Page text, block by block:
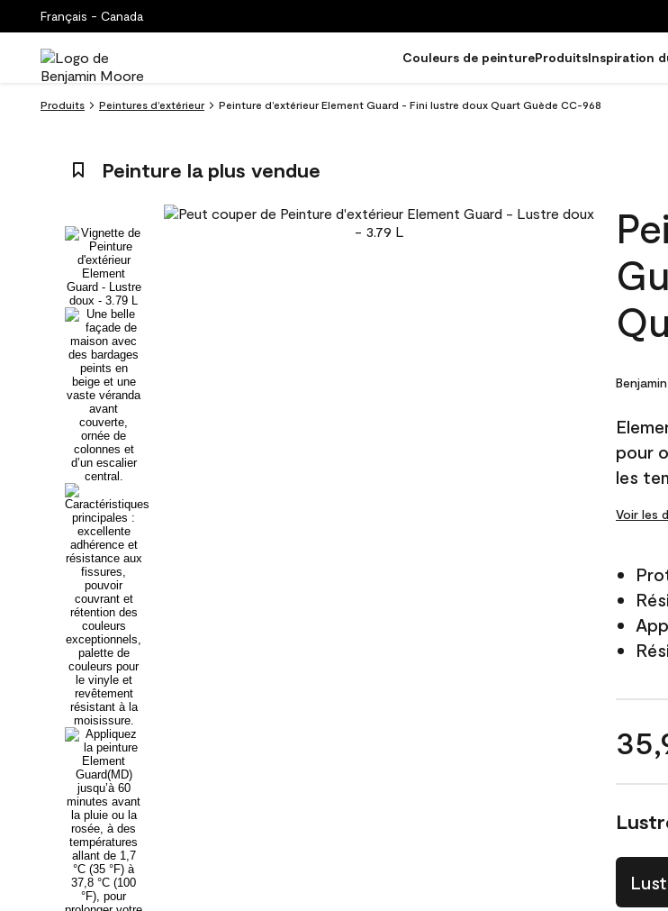
Français - Canada
Couleurs de peintureProduitsInspiration
Produits Peintures d’extérieur Peinture d’extérieur Element Guard - Fini lustre doux Quart Guède CC-968
Peinture la plus vendue
pour
les
Voir les